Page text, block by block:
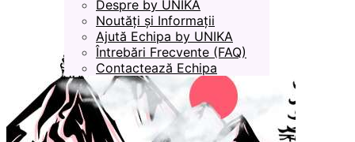
Despre by UNIKA
Noutăți și Informații
Ajută Echipa by UNIKA
Întrebări Frecvente (FAQ)
Contactează Echipa